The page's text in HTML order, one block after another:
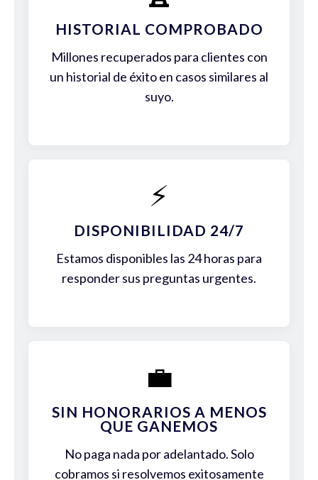
HISTORIAL COMPROBADO
Millones recuperados para clientes con
un historial de éxito en casos similares al
suyo.
⚡
DISPONIBILIDAD 24/7
Estamos disponibles las 24 horas para
responder sus preguntas urgentes.
💼
SIN HONORARIOS A MENOS
QUE GANEMOS
No paga nada por adelantado. Solo
cobramos si resolvemos exitosamente